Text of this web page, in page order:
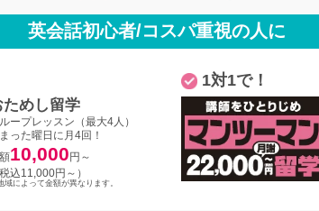
英会話初心者/コスパ重視の人に
ためし留学
ープレッスン（最大4人）
った曜日に月4回！
10,000円～
税込11,000円～）
域によって金額が異なります。
1対1で！